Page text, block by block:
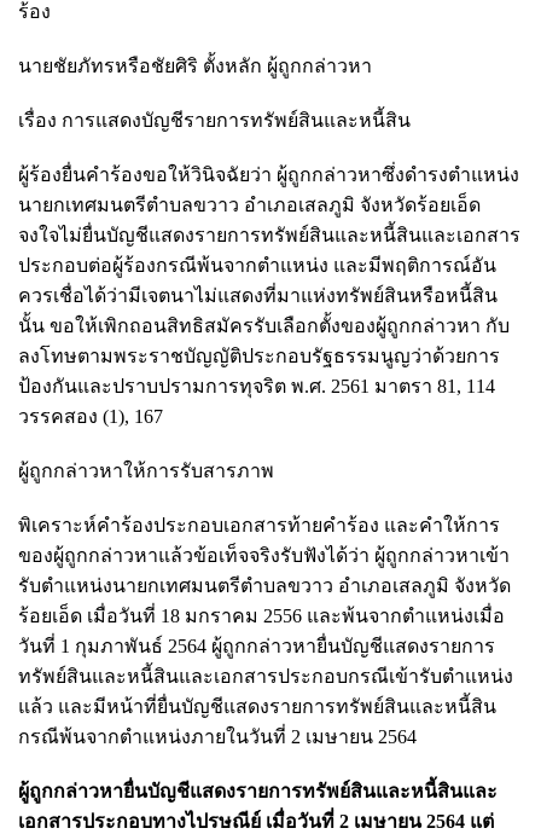
ร้อง
นายชัยภัทรหรือชัยศิริ ตั้งหลัก ผู้ถูกกล่าวหา
เรื่อง การแสดงบัญชีรายการทรัพย์สินและหนี้สิน
ผู้ร้องยื่นคำร้องขอให้วินิจฉัยว่า ผู้ถูกกล่าวหาซึ่งดำรงตำแหน่ง
นายกเทศมนตรีตำบลขวาว อำเภอเสลภูมิ จังหวัดร้อยเอ็ด
จงใจไม่ยื่นบัญชีแสดงรายการทรัพย์สินและหนี้สินและเอกสาร
ประกอบต่อผู้ร้องกรณีพ้นจากตำแหน่ง และมีพฤติการณ์อัน
ควรเชื่อได้ว่ามีเจตนาไม่แสดงที่มาแห่งทรัพย์สินหรือหนี้สิน
นั้น ขอให้เพิกถอนสิทธิสมัครรับเลือกตั้งของผู้ถูกกล่าวหา กับ
ลงโทษตามพระราชบัญญัติประกอบรัฐธรรมนูญว่าด้วยการ
ป้องกันและปราบปรามการทุจริต พ.ศ. 2561 มาตรา 81, 114
วรรคสอง (1), 167
ผู้ถูกกล่าวหาให้การรับสารภาพ
พิเคราะห์คำร้องประกอบเอกสารท้ายคำร้อง และคำให้การ
ของผู้ถูกกล่าวหาแล้วข้อเท็จจริงรับฟังได้ว่า ผู้ถูกกล่าวหาเข้า
รับตำแหน่งนายกเทศมนตรีตำบลขวาว อำเภอเสลภูมิ จังหวัด
ร้อยเอ็ด เมื่อวันที่ 18 มกราคม 2556 และพ้นจากตำแหน่งเมื่อ
วันที่ 1 กุมภาพันธ์ 2564 ผู้ถูกกล่าวหายื่นบัญชีแสดงรายการ
ทรัพย์สินและหนี้สินและเอกสารประกอบกรณีเข้ารับตำแหน่ง
แล้ว และมีหน้าที่ยื่นบัญชีแสดงรายการทรัพย์สินและหนี้สิน
กรณีพ้นจากตำแหน่งภายในวันที่ 2 เมษายน 2564
ผู้ถูกกล่าวหายื่นบัญชีแสดงรายการทรัพย์สินและหนี้สินและ
เอกสารประกอบทางไปรษณีย์ เมื่อวันที่ 2 เมษายน 2564 แต่